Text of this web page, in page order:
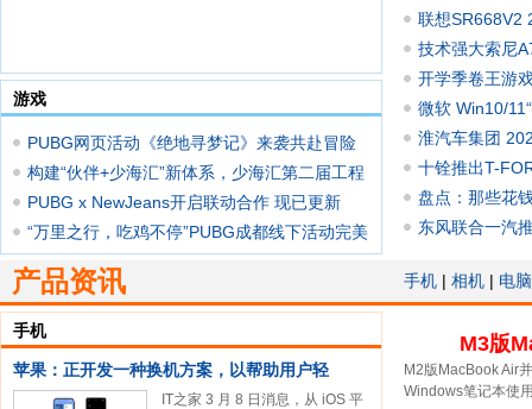
游戏
PUBG网页活动《绝地寻梦记》来袭共赴冒险
之旅构建“伙伴+少海汇”新体系，少海汇第二届工程
PUBG x NewJeans开启联动合作 现已更新
30.1版本
“万里之行，吃鸡不停”PUBG成都线下活动完美
落
大阪联想SR668V2
技术强大索尼
开学季卷王游
微软 Win10/
淮汽车集团
十铨推出T-
厚铝合金散热片
盘点：那些花
东风联合一汽
产品资讯 手机 | 相机 | 电脑
手机
苹果：正开发一种换机方案，以帮助用户轻
IT之家 3 月 8 日消息，从 iOS 平
M3版
M2版MacBook Air
Windows笔记本使